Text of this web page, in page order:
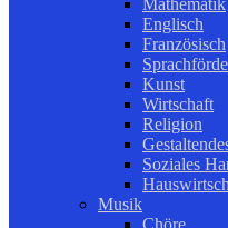
Englisch
Französisch
Kunst
Wirtschaft
Religion
Soziales
Musik
Chöre